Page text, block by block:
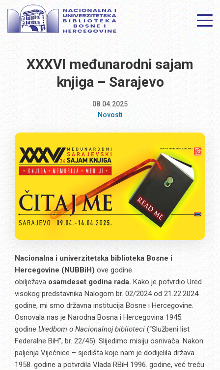
XXXVI međunarodni sajam
knjiga – Sarajevo
08.04.2025
Novosti
Nacionalna i univerzitetska biblioteka Bosne i
Hercegovine (NUBBiH) ove godine
obilježava osamdeset godina rada. Kako je potvrdio Ured
visokog predstavnika Nalogom br. 02/2024 od 21.22.2024.
godine, mi smo državna institucija Bosne i Hercegovine.
Osnovala nas je Narodna Bosna i Hercegovina 1945.
godine Uredbom o Nacionalnoj biblioteci (“Službeni list
Federalne BiH”, br. 22/45). Slijedimo misiju osnivača. Nakon
paljenja Vijećnice – sjedišta koje nam je dodijelila država
1958. godine a potvrdila Vlada RBiH 1996. godine, već treću